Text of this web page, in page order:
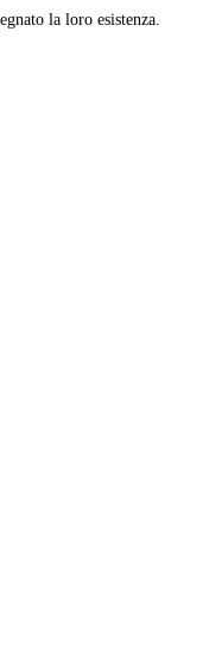
la loro esistenza.